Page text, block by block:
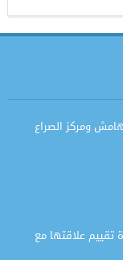
ومركز الصراع
تقييم علاقتها مع